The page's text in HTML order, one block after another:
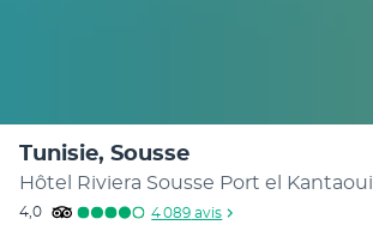
Tunisie, Sousse
Hôtel Riviera Sousse Port el Kantaoui
4,0 4 089 avis